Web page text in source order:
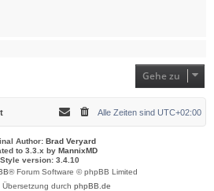
Gehe zu
Alle Zeiten sind UTC+02:00
Author: Brad Veryard
to 3.3.x by MannixMD
Style version: 3.4.10
® Forum Software © phpBB Limited
Übersetzung durch phpBB.de